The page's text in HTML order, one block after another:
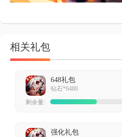
相关礼包
648礼包
钻石*6480
剩余量:
强化礼包